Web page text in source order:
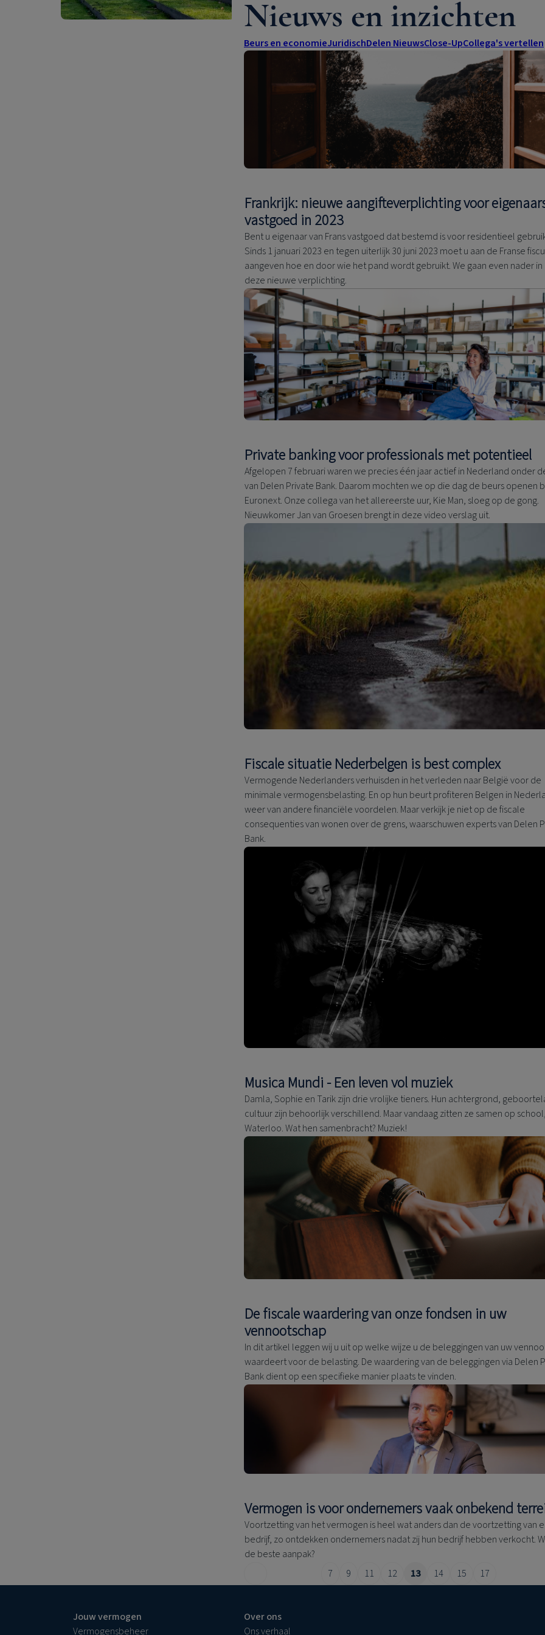
Nieuws en inzichten
Beurs en economieJuridischDelen NieuwsClose-UpCollega's vertellen
Frankrijk: nieuwe aangifteverplichting voor
vastgoed in 2023
Bent u eigenaar van Frans vastgoed dat bestemd is voor residentieel
Sinds 1 januari 2023 en tegen uiterlijk 30 juni 2023 moet u aan de Franse
aangeven hoe en door wie het pand wordt gebruikt. We gaan even nader
deze nieuwe verplichting.
Private banking voor professionals met potentieel
Afgelopen 7 februari waren we precies één jaar actief in Nederland onder
van Delen Private Bank. Daarom mochten we op die dag de beurs openen
Euronext. Onze collega van het allereerste uur, Kie Man, sloeg op de gong.
Nieuwkomer Jan van Groesen brengt in deze video verslag uit.
Fiscale situatie Nederbelgen is best complex
Vermogende Nederlanders verhuisden in het verleden naar België voor de
minimale vermogensbelasting. En op hun beurt profiteren Belgen in
weer van andere financiële voordelen. Maar verkijk je niet op de fiscale
consequenties van wonen over de grens, waarschuwen experts van Delen
Bank.
Musica Mundi - Een leven vol muziek
Damla, Sophie en Tarik zijn drie vrolijke tieners. Hun achtergrond,
cultuur zijn behoorlijk verschillend. Maar vandaag zitten ze samen op
Waterloo. Wat hen samenbracht? Muziek!
De fiscale waardering van onze fondsen in uw
vennootschap
In dit artikel leggen wij u uit op welke wijze u de beleggingen van uw
waardeert voor de belasting. De waardering van de beleggingen via Delen
Bank dient op een specifieke manier plaats te vinden.
Vermogen is voor ondernemers vaak onbekend
Voortzetting van het vermogen is heel wat anders dan de voortzetting van
bedrijf, zo ontdekken ondernemers nadat zij hun bedrijf hebben verkocht.
de beste aanpak?
7
9 11 12 13 14 15 17
Jouw vermogen
Vermogensbeheer
Over ons
Ons verhaal